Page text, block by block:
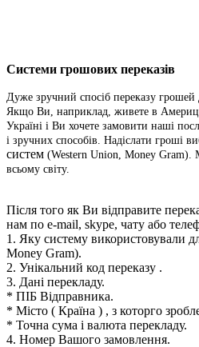
Системи грошових переказів
Дуже зручний спосіб переказу грошей
Якщо Ви, наприклад, живете в
Україні і Ви хочете замовити наші
і зручних способів. Надіслати гроші
систем (Western Union, Money Gram).
всьому світу.
Після того як Ви відправите
нам по e-mail, skype, чату або
1. Яку систему використовували
Money Gram).
2. Унікальний код переказу .
3. Дані перекладу.
* ПІБ Відправника.
* Місто ( Країна ) , з которго
* Точна сума і валюта перекладу.
4. Номер Вашого замовлення.